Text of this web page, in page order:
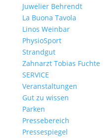
Juwelier Behrendt
La Buona Tavola
Linos Weinbar
PhysioSport
Strandgut
Zahnarzt Tobias Fuchte
SERVICE
Veranstaltungen
Gut zu wissen
Parken
Pressebereich
Pressespiegel